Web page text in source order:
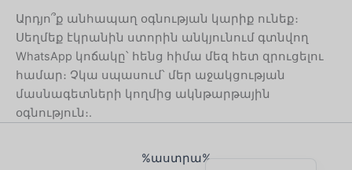
Արդյո՞ք անհապաղ օգնության կարիք ունեք։
Սեղմեք էկրանին ստորին անկյունում գտնվող
WhatsApp կոճակը՝ հենց հիմա մեզ հետ զրուցելու
համար։ Չկա սպասում՝ մեր աջակցության
մասնագետների կողմից ակնթարթային
օգնություն։.
%աստրա%
French
Spanish
German
Portuguese